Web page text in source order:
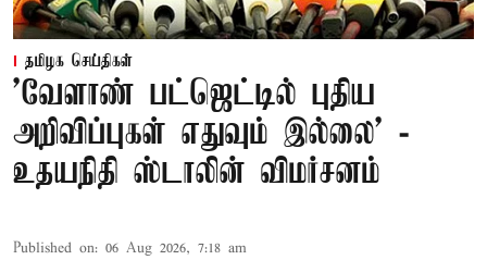
தமிழக செய்திகள்
'வேளாண் பட்ஜெட்டில் புதிய
அறிவிப்புகள் எதுவும் இல்லை' -
உதயநிதி ஸ்டாலின் விமர்சனம்
Published on: 06 Aug 2026, 7:18 am